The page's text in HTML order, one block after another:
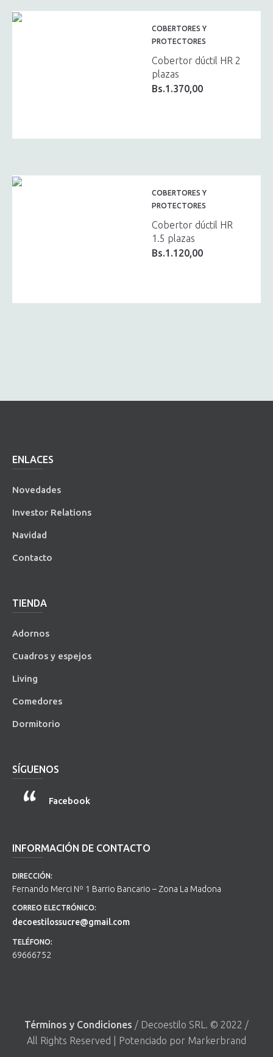
COBERTORES Y
PROTECTORES
Cobertor dúctil HR 2
plazas
Bs.1.370,00
COBERTORES Y
PROTECTORES
Cobertor dúctil HR
1.5 plazas
Bs.1.120,00
ENLACES
Novedades
Investor Relations
Navidad
Contacto
TIENDA
Adornos
Cuadros y espejos
Living
Comedores
Dormitorio
SÍGUENOS
Facebook
INFORMACIÓN DE CONTACTO
DIRECCIÓN:
Fernando Merci Nº 1 Barrio Bancario – Zona La Madona
CORREO ELECTRÓNICO:
decoestilossucre@gmail.com
TELÉFONO:
69666752
Términos y Condiciones / Decoestilo SRL. © 2022 /
All Rights Reserved | Potenciado por Markerbrand